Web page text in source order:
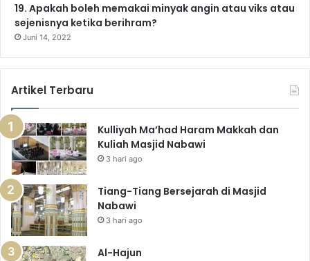
19. Apakah boleh memakai minyak angin atau viks atau
sejenisnya ketika berihram?
Juni 14, 2022
Artikel Terbaru
Kulliyah Ma’had Haram Makkah dan
Kuliah Masjid Nabawi
3 hari ago
Tiang-Tiang Bersejarah di Masjid
Nabawi
3 hari ago
Al-Hajun